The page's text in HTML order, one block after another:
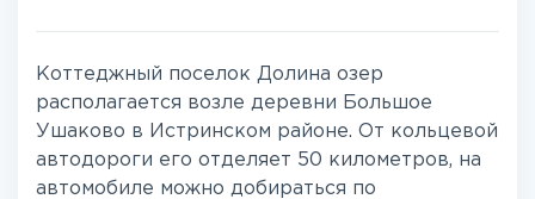
Коттеджный поселок Долина озер
располагается возле деревни Большое
Ушаково в Истринском районе. От кольцевой
автодороги его отделяет 50 километров, на
автомобиле можно добираться по